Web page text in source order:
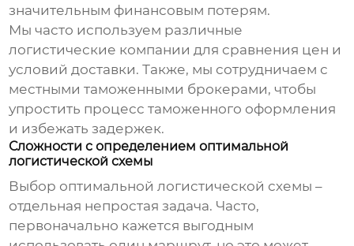
значительным финансовым потерям.
Мы часто используем различные
логистические компании для сравнения цен и
условий доставки. Также, мы сотрудничаем с
местными таможенными брокерами, чтобы
упростить процесс таможенного оформления
и избежать задержек.
Сложности с определением оптимальной
логистической схемы
Выбор оптимальной логистической схемы –
отдельная непростая задача. Часто,
первоначально кажется выгодным